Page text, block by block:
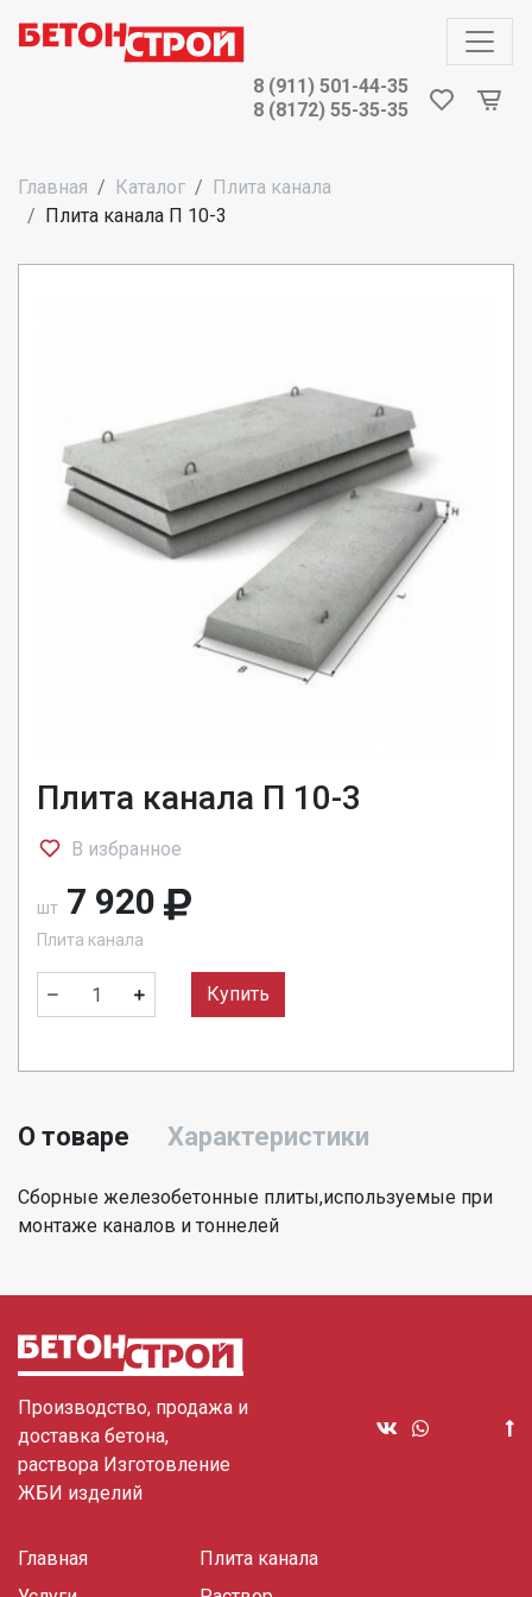
8 (911) 501-44-35
8 (8172) 55-35-35
Главная Каталог
Плита канала
Плита канала П 10-3
Плита канала П 10-3
В избранное
шт 7 920
Плита канала
Купить
О товаре Характеристики
Сборные железобетонные плиты,используемые при
монтаже каналов и тоннелей
Производство, продажа и
доставка бетона,
раствора Изготовление
ЖБИ изделий
Главная
Плита канала